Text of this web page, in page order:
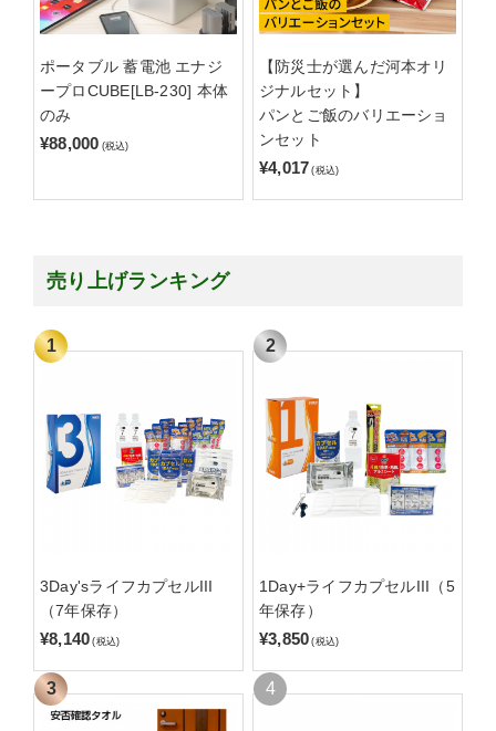
ポータブル 蓄電池 エナジ
ープロCUBE[LB-230] 本体
のみ
¥88,000 (税込)
【防災士が選んだ河本オリ
ジナルセット】
パンとご飯のバリエーショ
ンセット
¥4,017 (税込)
売り上げランキング
3Day'sライフカプセルIII
（7年保存）
¥8,140 (税込)
1Day+ライフカプセルIII（5
年保存）
¥3,850 (税込)